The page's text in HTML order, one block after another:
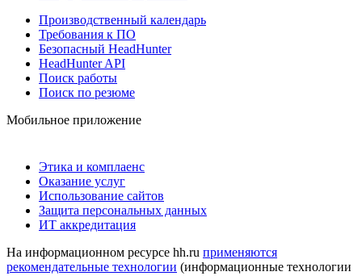
Производственный календарь
Требования к ПО
Безопасный HeadHunter
HeadHunter API
Поиск работы
Поиск по резюме
Мобильное приложение
Этика и комплаенс
Оказание услуг
Использование сайтов
Защита персональных данных
ИТ аккредитация
На информационном ресурсе hh.ru применяются
рекомендательные технологии (информационные технологии